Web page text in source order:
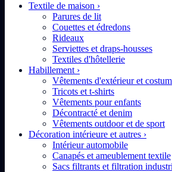
Textile de maison ›
Parures de lit
Couettes et édredons
Rideaux
Serviettes et draps-housses
Textiles d'hôtellerie
Habillement ›
Vêtements d'extérieur et
Tricots et t-shirts
Vêtements pour enfants
Décontracté et denim
Vêtements outdoor et de sport
Décoration intérieure et autres ›
Intérieur automobile
Canapés et ameublement textile
Sacs filtrants et filtration